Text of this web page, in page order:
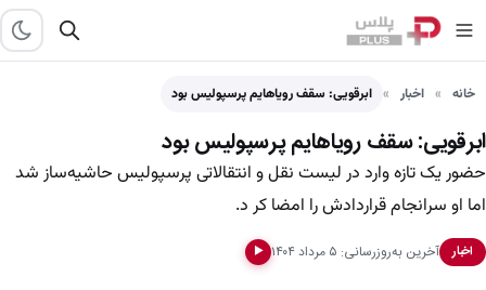
خانه اخبار ابرقویی: سقف رویاهایم پرسپولیس بود
ابرقویی: سقف رویاهایم پرسپولیس بود
حضور یک تازه وارد در لیست نقل و انتقالاتی پرسپولیس حاشیه‌ساز شد
اما او سرانجام قراردادش را امضا کر د.
اخبار آخرین به‌روزرسانی: ۵ مرداد ۱۴۰۴ ▶